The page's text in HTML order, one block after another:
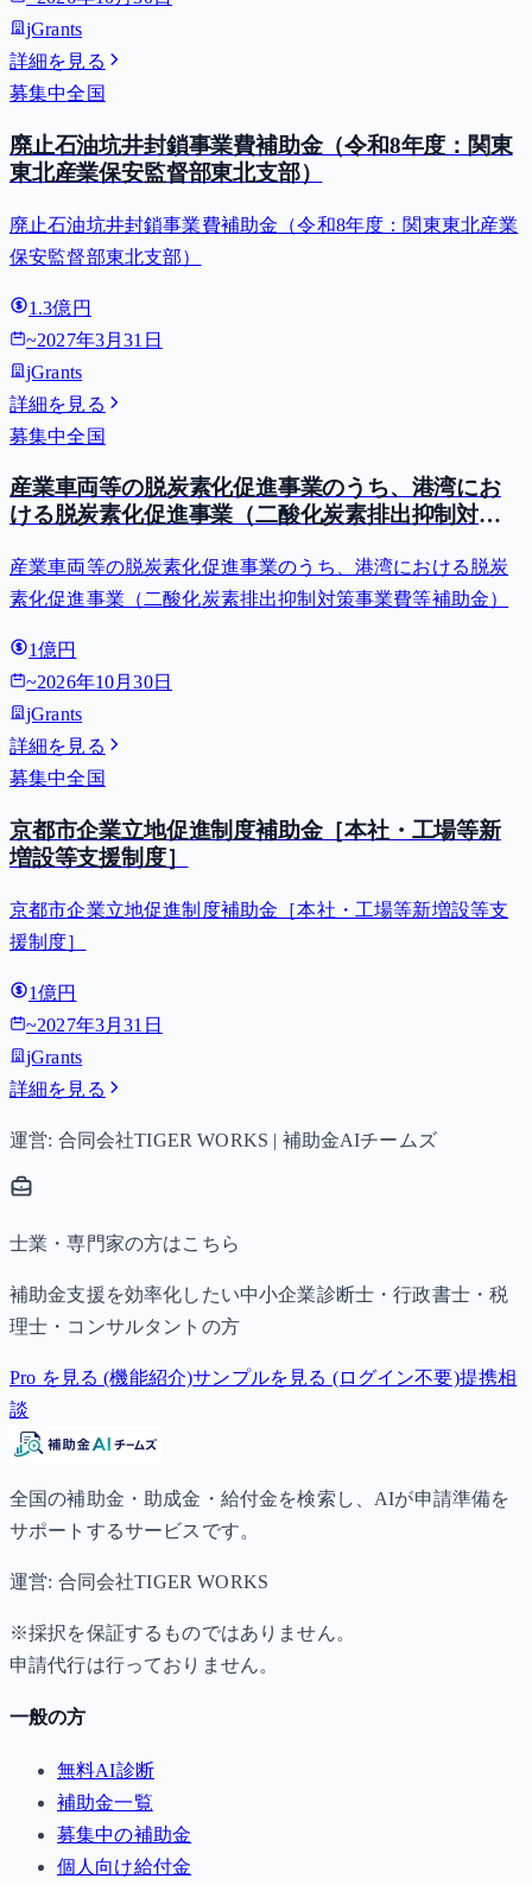
jGrants
詳細を見る
募集中全国
廃止石油坑井封鎖事業費補助金（令和8年度：関東
東北産業保安監督部東北支部）
廃止石油坑井封鎖事業費補助金（令和8年度：関東東北産業
保安監督部東北支部）
1.3億円
~2027年3月31日
jGrants
詳細を見る
募集中全国
産業車両等の脱炭素化促進事業のうち、港湾にお
ける脱炭素化促進事業（二酸化炭素排出抑制対策
産業車両等の脱炭素化促進事業のうち、港湾における脱炭
素化促進事業（二酸化炭素排出抑制対策事業費等補助金）
1億円
~2026年10月30日
jGrants
詳細を見る
募集中全国
京都市企業立地促進制度補助金［本社・工場等新
増設等支援制度］
京都市企業立地促進制度補助金［本社・工場等新増設等支
援制度］
1億円
~2027年3月31日
jGrants
詳細を見る
運営: 合同会社TIGER WORKS | 補助金AIチームズ
士業・専門家の方はこちら
補助金支援を効率化したい中小企業診断士・行政書士・税
理士・コンサルタントの方
Pro を見る (機能紹介)サンプルを見る (ログイン不要)提携相
談
全国の補助金・助成金・給付金を検索し、AIが申請準備を
サポートするサービスです。
運営: 合同会社TIGER WORKS
※採択を保証するものではありません。
申請代行は行っておりません。
一般の方
無料AI診断
補助金一覧
募集中の補助金
個人向け給付金